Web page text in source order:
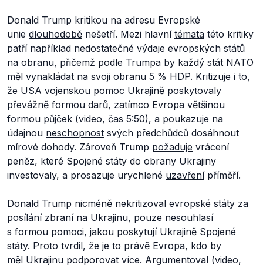
Donald Trump kritikou na adresu Evropské
unie dlouhodobě nešetří. Mezi hlavní témata této kritiky
patří například nedostatečné výdaje evropských států
na obranu, přičemž podle Trumpa by každý stát NATO
měl vynakládat na svoji obranu 5 % HDP. Kritizuje i to,
že USA vojenskou pomoc Ukrajině poskytovaly
převážně formou darů, zatímco Evropa většinou
formou půjček (video, čas 5:50), a poukazuje na
údajnou neschopnost svých předchůdců dosáhnout
mírové dohody. Zároveň Trump požaduje vrácení
peněz, které Spojené státy do obrany Ukrajiny
investovaly, a prosazuje urychlené uzavřenípříměří.
Donald Trump nicméně nekritizoval evropské státy za
posílání zbraní na Ukrajinu, pouze nesouhlasí
s formou pomoci, jakou poskytují Ukrajině Spojené
státy. Proto tvrdil, že je to právě Evropa, kdo by
měl Ukrajinu podporovat více. Argumentoval (video,